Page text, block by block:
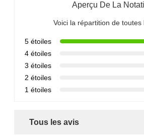
Aperçu De La
Voici la répartition de toutes
5 étoiles
4 étoiles
3 étoiles
2 étoiles
1 étoiles
Tous les avis